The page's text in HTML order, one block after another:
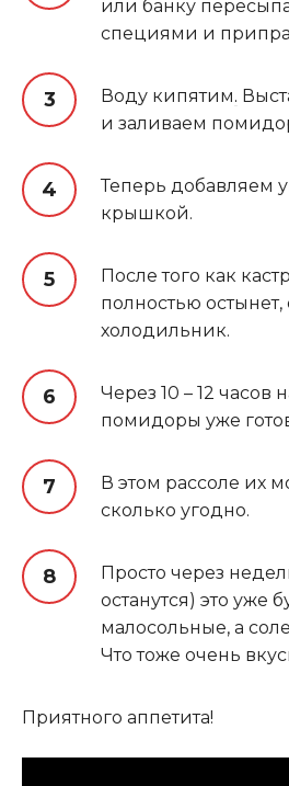
или банку
специями и
Воду кипятим.
и заливаем
Теперь добавляем
крышкой.
После того как
полностью
холодильник.
Через 10 – 12
помидоры уже
В этом рассоле их
сколько угодно.
Просто через
останутся) это уже
малосольные, а
Что тоже очень
Приятного аппетита!